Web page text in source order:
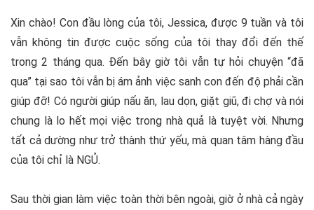
Xin chào! Con đầu lòng của tôi, Jessica, được 9 tuần và tôi
vẫn không tin được cuộc sống của tôi thay đổi đến thế
trong 2 tháng qua. Đến bây giờ tôi vẫn tự hỏi chuyện “đã
qua” tại sao tôi vẫn bị ám ảnh việc sanh con đến độ phải cần
giúp đỡ! Có người giúp nấu ăn, lau dọn, giặt giũ, đi chợ và nói
chung là lo hết mọi việc trong nhà quả là tuyệt vời. Nhưng
tất cả dường như trở thành thứ yếu, mà quan tâm hàng đầu
của tôi chỉ là NGỦ.
Sau thời gian làm việc toàn thời bên ngoài, giờ ở nhà cả ngày